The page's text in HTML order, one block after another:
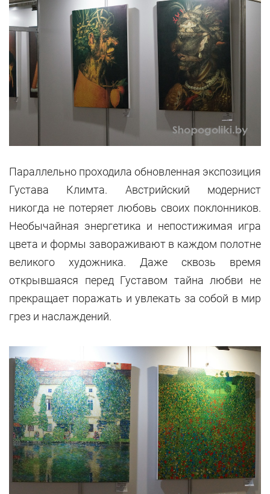
Параллельно проходила обновленная экспозиция
Густава Климта. Австрийский модернист
никогда не потеряет любовь своих поклонников.
Необычайная энергетика и непостижимая игра
цвета и формы завораживают в каждом полотне
великого художника. Даже сквозь время
открывшаяся перед Густавом тайна любви не
прекращает поражать и увлекать за собой в мир
грез и наслаждений.